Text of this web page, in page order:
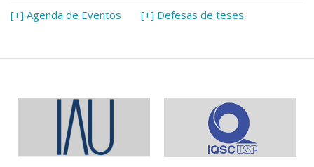
[+] Agenda de Eventos [+] Defesas de teses